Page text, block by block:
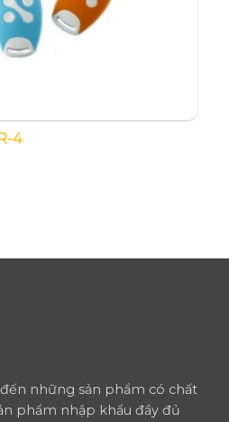
4
những sản phẩm có chất
phẩm nhập khẩu đầy đủ